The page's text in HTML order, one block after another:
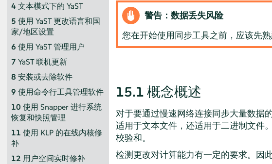
4 文本模式下的 YaST
5 使用 YaST 更改语言和国
家/地区设置
6 使用 YaST 管理用户
7 YaST 联机更新
8 安装或去除软件
9 使用命令行工具管理软件
10 使用 Snapper 进行系统
恢复和快照管理
11 使用 KLP 的在线内核修
补
12 用户空间实时修补
警告：数据丢失风险
您在开始使用同步工具之前，应该先
15.1 概念概述
对于要通过慢速网络连接同步大量数据
适用于文本文件，还适用于二进制文件
校验和。
检测更改对计算能力有一定的要求。因